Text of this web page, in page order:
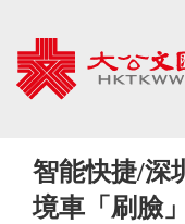
智能快捷/深
境車「刷臉